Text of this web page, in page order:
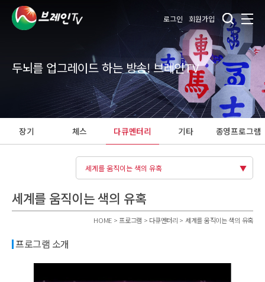
로그인 회원가입
두뇌를 업그레이드 하는 방송! 브레인TV
장기 체스 다큐멘터리
세계를 움직이는 색의 유혹
기타 종영프로그램
세계를 움직이는 색의 유혹
HOME > 프로그램 > 다큐멘터리 > 세계를 움직이는 색의 유혹
프로그램 소개